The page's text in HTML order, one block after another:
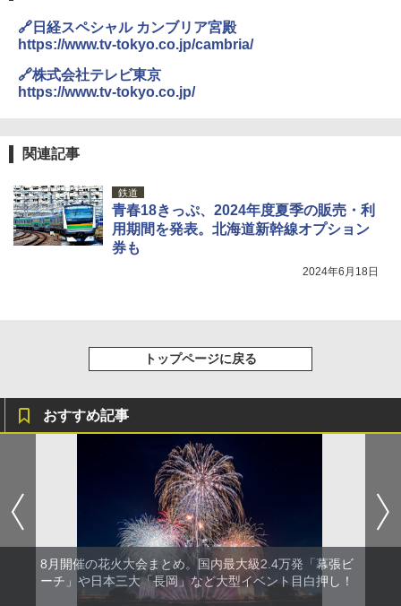
付き ヒグマ・イノシシ対策 自治体・教育機
関の購入実績 登山・キャンプ・アウトドア・
防災用品 長期保存可能 緊急時用 日本国内発
送
￥3,680
￥14,800
着替えテント トイレテント 透けない【換気
通気窓付き】収納袋付き UVカット 防水 防災
🔗日経スペシャル カンブリア宮殿
https://www.tv-tokyo.co.jp/cambria/
🔗株式会社テレビ東京
https://www.tv-tokyo.co.jp/
関連記事
鉄道
青春18きっぷ、2024年度夏季の販売・利
用期間を発表。北海道新幹線オプション
券も
2024年6月18日
トップページに戻る
おすすめ記事
8月開催の花火大会まとめ。国内最大級2.4万発「幕張ビ
ーチ」や日本三大「長岡」など大型イベント目白押し！